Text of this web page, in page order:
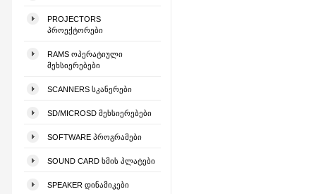
PROJECTORS
ᲞᲠᲝᲔᲥᲢᲝᲠᲔᲑᲘ
RAMS ᲝᲞᲔᲠᲐᲢᲘᲣᲚᲘ
ᲛᲔᲮᲡᲘᲔᲠᲔᲑᲔᲑᲘ
SCANNERS ᲡᲙᲐᲜᲔᲠᲔᲑᲘ
SD/MICROSD ᲛᲔᲮᲡᲘᲔᲠᲔᲑᲔᲑᲘ
SOFTWARE ᲞᲠᲝᲒᲠᲐᲛᲔᲑᲘ
SOUND CARD ᲮᲛᲘᲡ ᲞᲚᲐᲢᲔᲑᲘ
SPEAKER ᲓᲘᲜᲐᲛᲘᲙᲔᲑᲘ